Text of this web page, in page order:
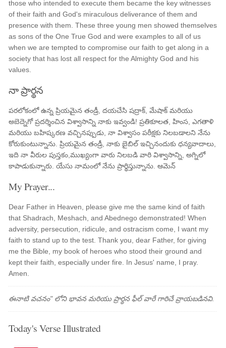
those who intended to execute them became the key witnesses
of their faith and God's miraculous deliverance of them and
presence with them. These three young men showed themselves
as sons of the One True God and were examples to all of us
when we are tempted to compromise our faith to get along in a
society that has lost all respect for the Almighty God and his
values.
నా ప్రార్థన
పరలోకంలో ఉన్న ప్రియమైన తండ్రీ, దయచేసి షద్రాక్, మేషాక్ మరియు
అబెద్నెగో ప్రదర్శించిన విశ్వాసాన్ని నాకు ఇవ్వండి! ప్రతికూలత, హింస, ఎగతాళి
మరియు బహిష్కరణ వచ్చినప్పుడు, నా విశ్వాసం పరీక్షకు నిలబడాలని నేను
కోరుకుంటున్నాను. ప్రియమైన తండ్రీ, నాకు బైబిల్ ఇచ్చినందుకు ధన్యవాదాలు,
ఇది నా వీరుల పుస్తకం,ముఖ్యంగా వారు నిలబడి వారి విశ్వాసాన్ని, అగ్నిలో
కాపాడుకున్నారు. యేసు నామంలో నేను ప్రార్థిస్తున్నాను. ఆమెన్
My Prayer...
Dear Father in Heaven, please give me the same kind of faith
that Shadrach, Meshach, and Abednego demonstrated! When
adversity, persecution, ridicule, and ostracism come, I want my
faith to stand up to the test. Thank you, dear Father, for giving
me the Bible, my book of heroes who stood their ground and
kept their faith, especially under fire. In Jesus' name, I pray.
Amen.
ఈనాటి వచనం" లోని భావన మరియు ప్రార్థన ఫీల్ వారే గారిచే వ్రాయబడినవి.
Today's Verse Illustrated